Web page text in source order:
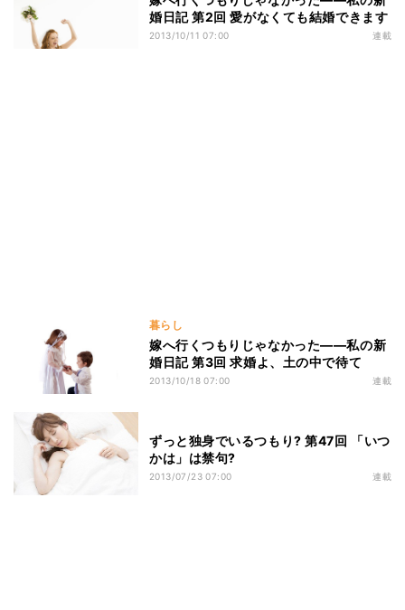
婚日記 第2回 愛がなくても結婚できます
2013/10/11 07:00 連載
暮らし
嫁へ行くつもりじゃなかった――私の新
婚日記 第3回 求婚よ、土の中で待て
2013/10/18 07:00 連載
ずっと独身でいるつもり? 第47回 「いつ
かは」は禁句?
2013/07/23 07:00 連載